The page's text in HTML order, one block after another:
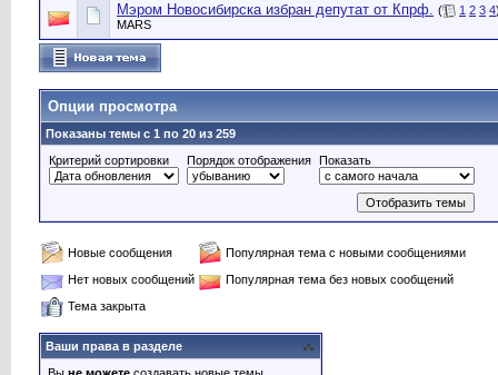
Мэром Новосибирска избран депутат от Кпрф. ( 1 2 3 4
MARS
Опции просмотра
Показаны темы с 1 по 20 из 259
Критерий сортировки
Порядок отображения Показать
Новые сообщения
Популярная тема с новыми сообщениями
Нет новых сообщений
Популярная тема без новых сообщений
Тема закрыта
Ваши права в разделе